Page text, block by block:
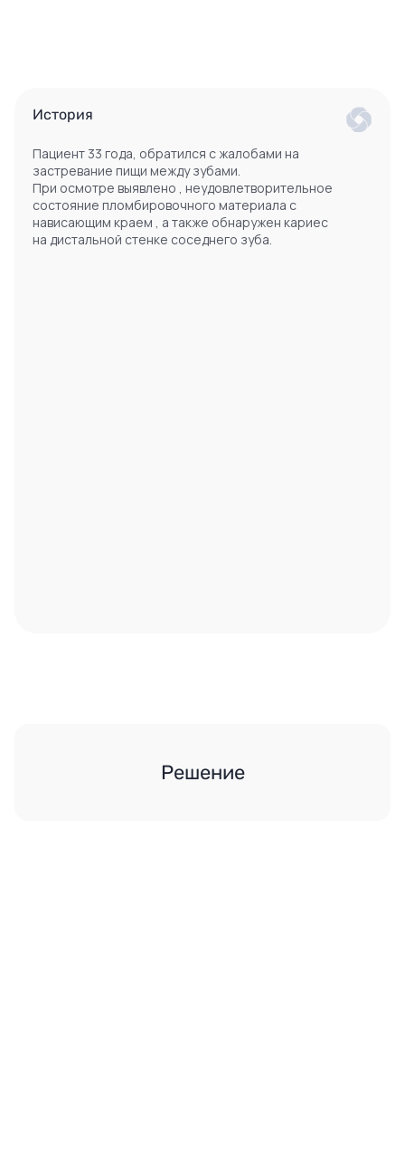
История
Пациент 33 года, обратился с жалобами на
застревание пищи между зубами.
При осмотре выявлено , неудовлетворительное
состояние пломбировочного материала с
нависающим краем , а также обнаружен кариес
на дистальной стенке соседнего зуба.
Решение